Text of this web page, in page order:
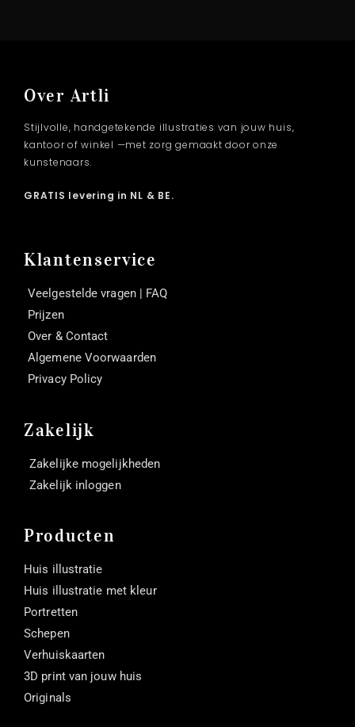
Over Artli
Stijlvolle, handgetekende illustraties van jouw huis,
kantoor of winkel —met zorg gemaakt door onze
kunstenaars.
GRATIS levering in NL & BE.
Klantenservice
Veelgestelde vragen | FAQ
Prijzen
Over & Contact
Algemene Voorwaarden
Privacy Policy
Zakelijk
Zakelijke mogelijkheden
Zakelijk inloggen
Producten
Huis illustratie
Huis illustratie met kleur
Portretten
Schepen
Verhuiskaarten
3D print van jouw huis
Originals